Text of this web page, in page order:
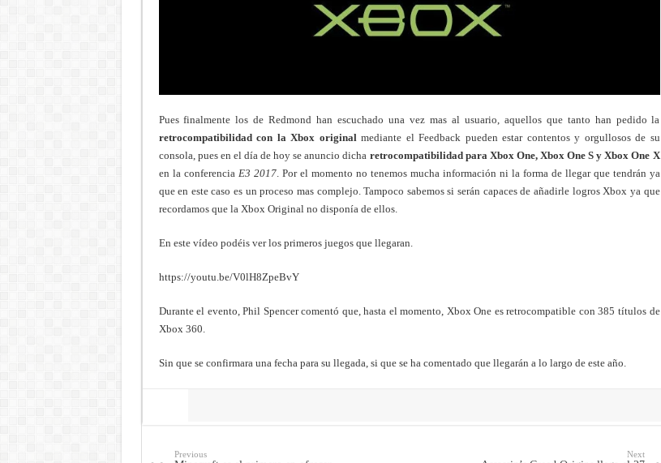
Pues finalmente los de Redmond han escuchado una vez mas al usuario, aquellos que tanto han pedido la
retrocompatibilidad con la Xbox original mediante el Feedback pueden estar contentos y orgullosos de su
consola, pues en el día de hoy se anuncio dicha retrocompatibilidad para Xbox One, Xbox One S y Xbox One X
en la conferencia E3 2017. Por el momento no tenemos mucha información ni la forma de llegar que tendrán ya
que en este caso es un proceso mas complejo. Tampoco sabemos si serán capaces de añadirle logros Xbox ya que
recordamos que la Xbox Original no disponía de ellos.
En este vídeo podéis ver los primeros juegos que llegaran.
https://youtu.be/V0lH8ZpeBvY
Durante el evento, Phil Spencer comentó que, hasta el momento, Xbox One es retrocompatible con 385 títulos de
Xbox 360.
Sin que se confirmara una fecha para su llegada, si que se ha comentado que llegarán a lo largo de este año.
Previous Next